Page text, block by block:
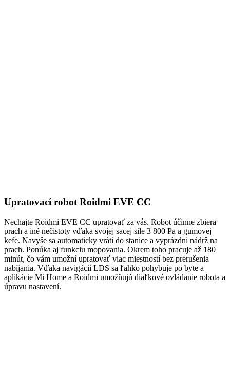
Upratovací robot Roidmi EVE CC
Nechajte Roidmi EVE CC upratovať za vás. Robot účinne zbiera
prach a iné nečistoty vďaka svojej sacej sile 3 800 Pa a gumovej
kefe. Navyše sa automaticky vráti do stanice a vyprázdni nádrž na
prach. Ponúka aj funkciu mopovania. Okrem toho pracuje až 180
minút, čo vám umožní upratovať viac miestností bez prerušenia
nabíjania. Vďaka navigácii LDS sa ľahko pohybuje po byte a
aplikácie Mi Home a Roidmi umožňujú diaľkové ovládanie robota a
úpravu nastavení.